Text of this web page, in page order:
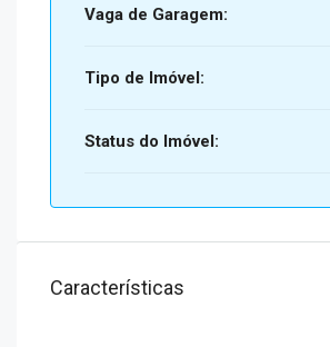
Vaga de Garagem:
Tipo de Imóvel:
Status do Imóvel:
Características